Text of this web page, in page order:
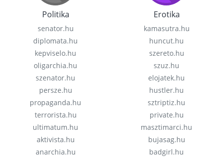
Politika
senator.hu
diplomata.hu
kepviselo.hu
oligarchia.hu
szenator.hu
persze.hu
propaganda.hu
terrorista.hu
ultimatum.hu
aktivista.hu
anarchia.hu
Erotika
kamasutra.hu
huncut.hu
szereto.hu
szuz.hu
elojatek.hu
hustler.hu
sztriptiz.hu
private.hu
masztimarci.hu
bujasag.hu
badgirl.hu